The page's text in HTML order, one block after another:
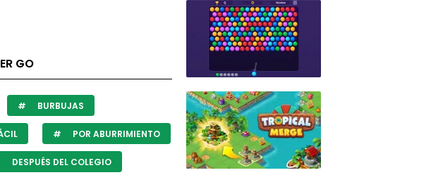
GO
BURBUJAS
POR ABURRIMIENTO
DESPUÉS DEL COLEGIO